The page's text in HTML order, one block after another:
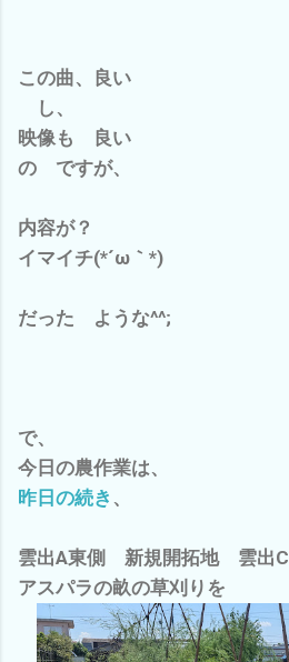
この曲、良い
し、
映像も 良い
の ですが、
内容が？
イマイチ(*´ω｀*)
だった ような^^;
で、
今日の農作業は、
昨日の続き 、
雲出A東側 新規開拓地 雲出C
アスパラの畝の草刈りを